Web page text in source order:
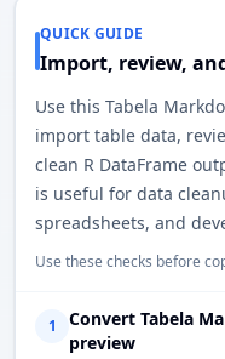
QUICK GUIDE
Import, review,
Use this Tabela
import table data,
clean R DataFrame
is useful for data
spreadsheets, and
Use these checks before
1
Convert Tabela
preview